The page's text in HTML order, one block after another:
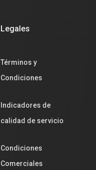
Legales
Términos y
Condiciones
Indicadores de
calidad de servicio
Condiciones
Comerciales